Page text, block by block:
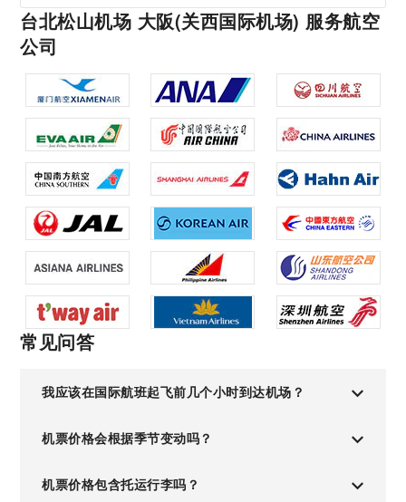
台北松山机场 大阪(关西国际机场) 服务航空
公司
常见问答
我应该在国际航班起飞前几个小时到达机场？
机票价格会根据季节变动吗？
机票价格包含托运行李吗？